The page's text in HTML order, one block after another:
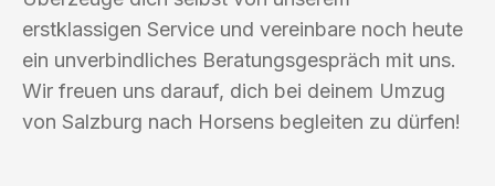
erstklassigen Service und vereinbare noch heute
ein unverbindliches Beratungsgespräch mit uns.
Wir freuen uns darauf, dich bei deinem Umzug
von Salzburg nach Horsens begleiten zu dürfen!